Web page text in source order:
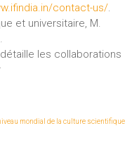
contact-us/
et universitaire, M.
les collaborations
mondial de la culture scientifique